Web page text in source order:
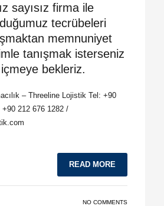
sayısız firma ile
tecrübeleri
memnuniyet
tanışmak isterseniz
içmeye bekleriz.
– Threeline Lojistik Tel: +90
212 676 1282 /
READ MORE
NO COMMENTS